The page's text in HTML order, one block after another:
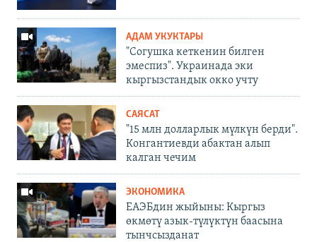
АДАМ УКУКТАРЫ
"Согушка кеткенин билген
эмеспиз". Украинада эки
кыргызстандык окко учту
САЯСАТ
"15 млн долларлык мүлкүн берди".
Конгантиевди абактан алып
калган чечим
ЭКОНОМИКА
ЕАЭБдин жыйыны: Кыргыз
өкмөтү азык-түлүктүн баасына
тынчсызданат